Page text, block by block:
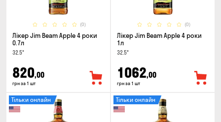
(0)
Лікер Jim Beam Apple 4 роки
0.7л
32.5°
820,00
грн за 1 шт
(0)
Лікер Jim Beam Apple 4 роки
1л
32.5°
1062,00
грн за 1 шт
Тільки онлайн Тільки онлайн